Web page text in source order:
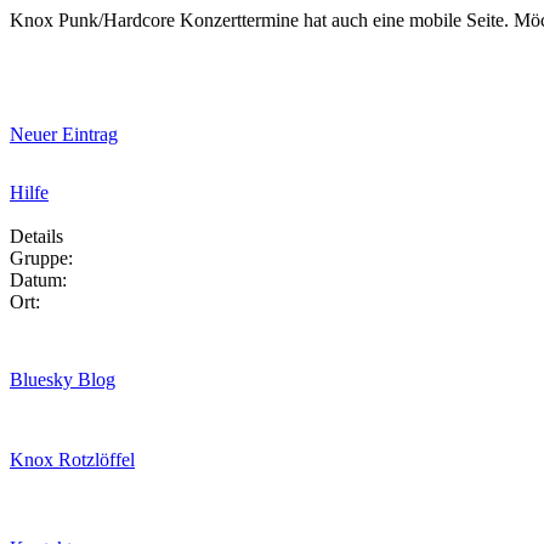
Knox Punk/Hardcore Konzerttermine hat auch eine mobile Seite.
Neuer Eintrag
Hilfe
Details
Gruppe:
Datum:
Ort:
Bluesky Blog
Knox Rotzlöffel